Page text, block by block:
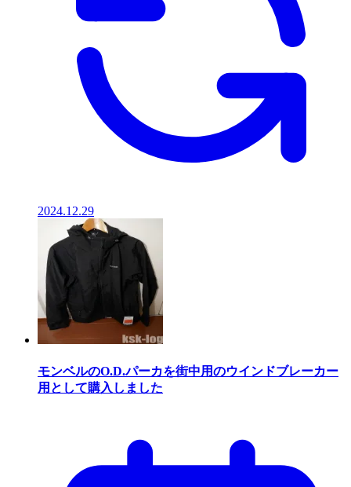
2024.12.29
モンベルのO.D.パーカを街中用のウインドブレーカー
用として購入しました